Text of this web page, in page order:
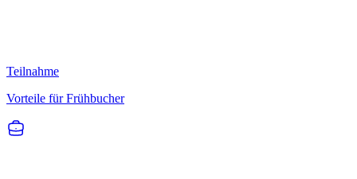
Teilnahme
Vorteile für Frühbucher